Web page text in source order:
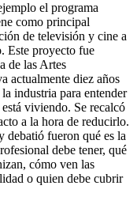
el programa
como principal
de televisión y cine a
Este proyecto fue
de las Artes
actualmente diez años
industria para entender
viviendo. Se recalcó
a la hora de reducirlo.
debatió fueron qué es la
debe tener, qué
cómo ven las
o quien debe cubrir